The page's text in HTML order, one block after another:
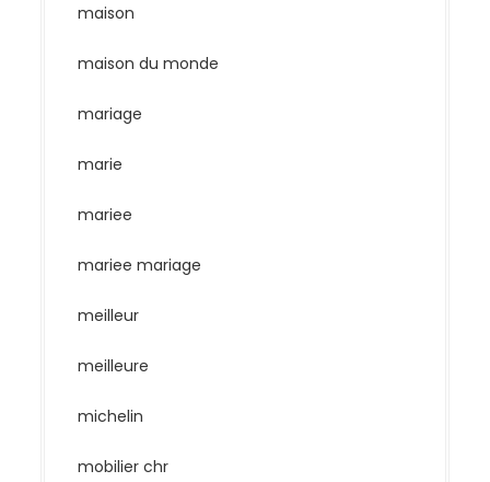
maison
maison du monde
mariage
marie
mariee
mariee mariage
meilleur
meilleure
michelin
mobilier chr